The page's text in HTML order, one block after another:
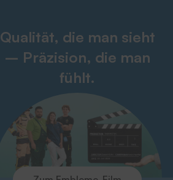
Qualität, die man sieht
– Präzision, die man
fühlt.